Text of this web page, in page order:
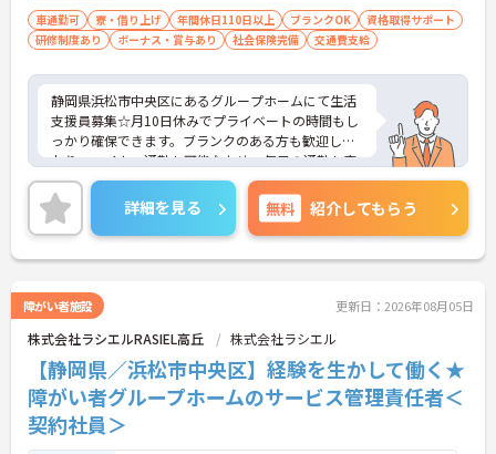
車通勤可 寮・借り上げ 年間休日110日以上 ブランクOK
資格取得サポート
研修制度あり
ボーナス・賞与あり 社会保険完備 交通費支給
静岡県浜松市中央区にあるグループホームにて生活
支援員募集☆月10日休みでプライベートの時間もし
っかり確保できます。ブランクのある方も歓迎して
おり、マイカー通勤も可能なため、毎日の通勤も安
心です♪ご興味のある方には、面接対策ポイントな
ど、さらに詳細をご案内しますのでお気軽にご相談
ください！
詳細を見る 無料 紹介してもらう
障がい者施設 更新日：2026年08月05日
株式会社ラシエルRASIEL高丘 株式会社ラシエル
【静岡県／浜松市中央区】経験を生かして働く★
障がい者グループホームのサービス管理責任者＜
契約社員＞